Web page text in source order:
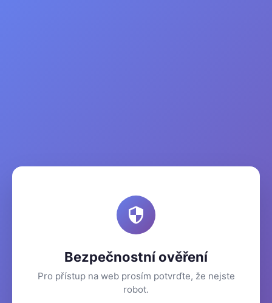
Bezpečnostní ověření
Pro přístup na web prosím potvrďte, že nejste
robot.